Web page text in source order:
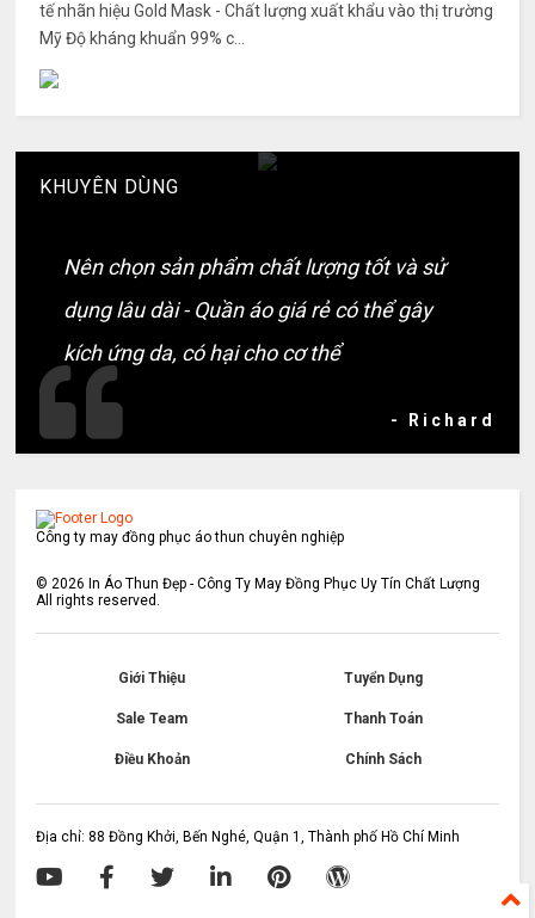
tế nhãn hiệu Gold Mask - Chất lượng xuất khẩu vào thị trường
Mỹ Độ kháng khuẩn 99% c...
KHUYÊN DÙNG
Nên chọn sản phẩm chất lượng tốt và sử
dụng lâu dài - Quần áo giá rẻ có thể gây
kích ứng da, có hại cho cơ thể
- Richard
Công ty may đồng phục áo thun chuyên nghiệp
©2026 In Áo Thun Đẹp - Công Ty May Đồng Phục Uy Tín Chất Lượng
All rights reserved.
Giới Thiệu Tuyển Dụng
Sale Team Thanh Toán
Điều Khoản Chính Sách
Địa chỉ: 88 Đồng Khởi, Bến Nghé, Quận 1, Thành phố Hồ Chí Minh